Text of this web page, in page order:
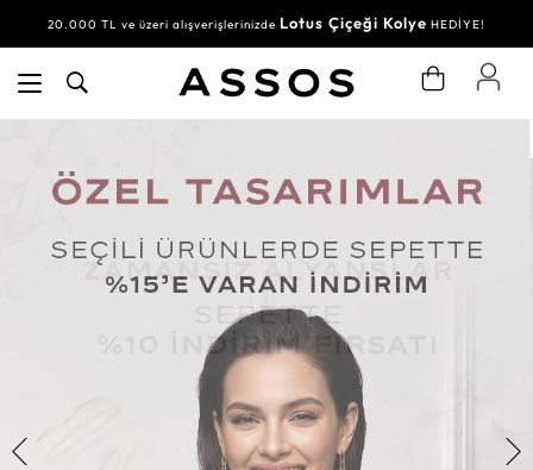
20.000 TL ve üzeri alışverişlerinizde Lotus Çiçeği Kolye HEDİYE!